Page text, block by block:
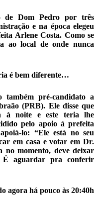
de Dom Pedro por três
e na época elegeu
Arlene Costa. Como se
ao local de onde nunca
é bem diferente…
pré-candidato a
(PRB). Ele disse que
à noite e este teria lhe
pelo apoio à prefeita
lo: “Ele está no seu
em casa e votar em Dr.
no momento, deve deixar
É aguardar pra conferir
agora há pouco às 20:40h